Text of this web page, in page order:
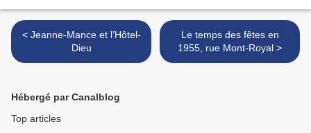
< Jeanne-Mance et l’Hôtel-
Dieu
Le temps des fêtes en
1955, rue Mont-Royal >
Hébergé par Canalblog
Top articles